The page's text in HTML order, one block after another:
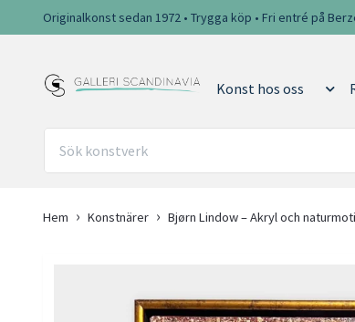
Originalkonst sedan 1972 • Trygga köp • Fri entré på
Konst hos oss
Hem Konstnärer Bjørn Lindow – Akryl och